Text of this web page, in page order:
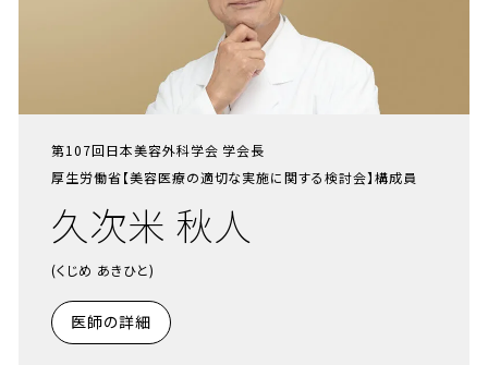
第107回日本美容外科学会 学会長
厚生労働省【美容医療の適切な実施に関する検討会】構成員
久次米 秋人
(くじめ あきひと)
医師の詳細